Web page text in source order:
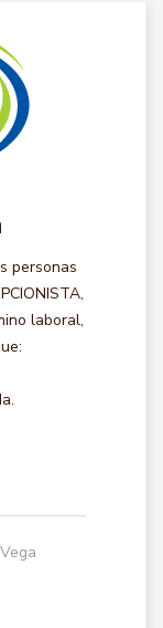
personas
laboral,